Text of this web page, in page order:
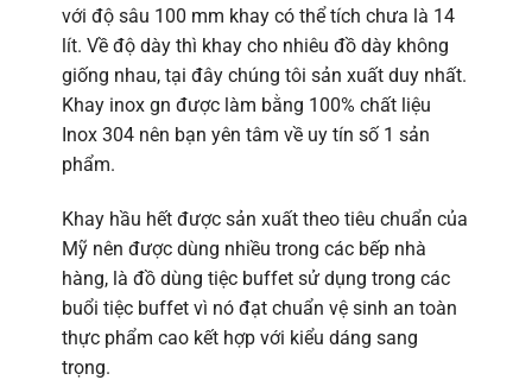
với độ sâu 100 mm khay có thể tích chưa là 14
lít. Về độ dày thì khay cho nhiêu đồ dày không
giống nhau, tại đây chúng tôi sản xuất duy nhất.
Khay inox gn được làm bằng 100% chất liệu
Inox 304 nên bạn yên tâm về uy tín số 1 sản
phẩm.
Khay hầu hết được sản xuất theo tiêu chuẩn của
Mỹ nên được dùng nhiều trong các bếp nhà
hàng, là đồ dùng tiệc buffet sử dụng trong các
buổi tiệc buffet vì nó đạt chuẩn vệ sinh an toàn
thực phẩm cao kết hợp với kiểu dáng sang
trọng.